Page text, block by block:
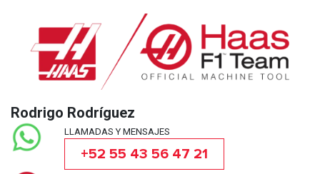
Rodrigo Rodríguez
LLAMADAS Y MENSAJES
+52 55 43 56 47 21